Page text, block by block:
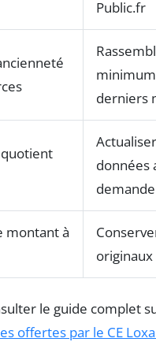
Public.fr
derniers
données
demande
montant à
le guide complet
offertes par le CE